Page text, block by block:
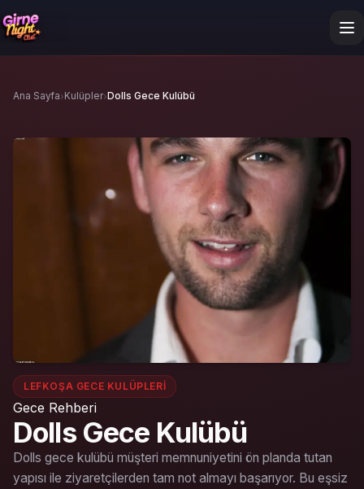
Ana Sayfa› Kulüpler› Dolls Gece Kulübü
LEFKOŞA GECE KULÜPLERI
Gece Rehberi
Dolls Gece Kulübü
Dolls gece kulübü müşteri memnuniyetini ön planda tutan
yapısı ile ziyaretçilerden tam not almayı başarıyor. Bu eşsiz